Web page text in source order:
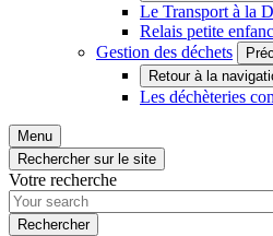
Le Transport à la
Relais petite
Gestion des déchets
Retour à la
Les déchèteries
Menu
Rechercher sur le site
Votre recherche